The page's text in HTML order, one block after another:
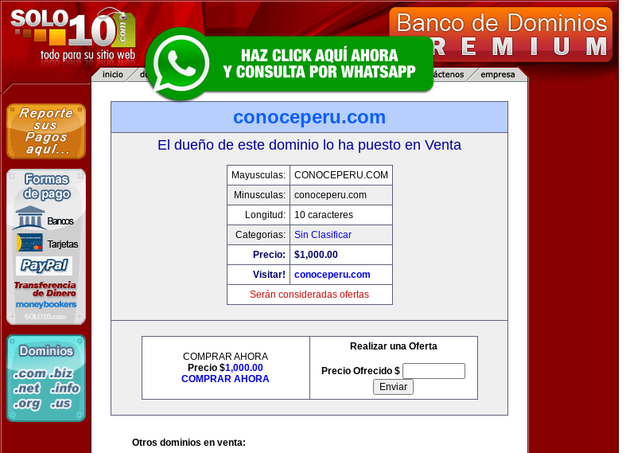
conoceperu.com
El dueño de este dominio lo ha puesto en Venta
Mayusculas:
CONOCEPERU.COM
Minusculas:
conoceperu.com
Longitud:
10 caracteres
Categorias:
Sin Clasificar
Precio:
$1,000.00
Visitar!
conoceperu.com
Serán consideradas ofertas
COMPRAR AHORA
Precio $1,000.00
COMPRAR AHORA
Realizar una Oferta
Precio Ofrecido $
Otros dominios en venta: